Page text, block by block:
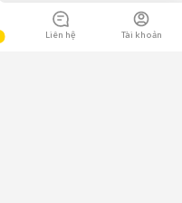
Liên hệ Tài khoản